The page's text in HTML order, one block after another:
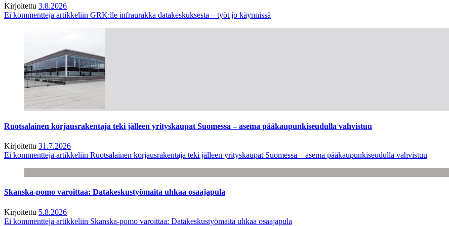
Kirjoitettu 3.8.2026
Ei kommentteja artikkeliin GRK:lle infraurakka datakeskuksesta – työt jo käynnissä
Ruotsalainen korjausrakentaja teki jälleen yrityskaupat Suomessa – asema pääkaupunkiseudulla vahvistuu
Kirjoitettu 31.7.2026
Ei kommentteja artikkeliin Ruotsalainen korjausrakentaja teki jälleen yrityskaupat Suomessa – asema pääkaupunkiseudulla vahvistuu
Skanska-pomo varoittaa: Datakeskustyömaita uhkaa osaajapula
Kirjoitettu 5.8.2026
Ei kommentteja artikkeliin Skanska-pomo varoittaa: Datakeskustyömaita uhkaa osaajapula